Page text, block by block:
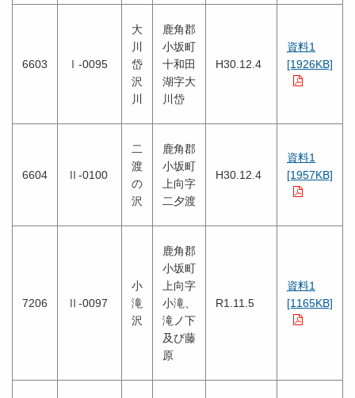
6603 Ⅰ-0095
大
川
岱
沢
川
鹿角郡
小坂町
十和田
湖字大
川岱
H30.12.4
資料1
[1926KB]
6604 Ⅱ-0100
二
渡
の
沢
鹿角郡
小坂町
上向字
二夕渡
H30.12.4
資料1
[1957KB]
7206 Ⅱ-0097
小
滝
沢
鹿角郡
小坂町
上向字
小滝、
滝ノ下
及び藤
原
R1.11.5
資料1
[1165KB]